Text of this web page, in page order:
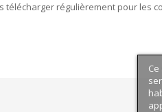
télécharger régulièrement pour les